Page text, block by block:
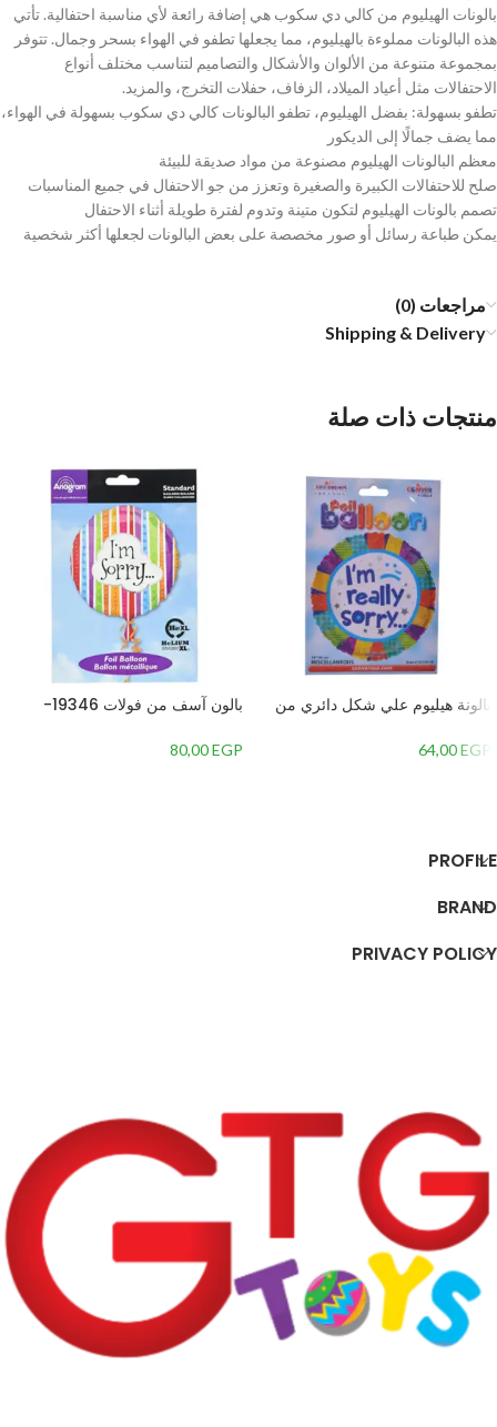
بالونات الهيليوم من كالي دي سكوب هي إضافة رائعة لأي مناسبة احتفالية. تأتي
هذه البالونات مملوءة بالهيليوم، مما يجعلها تطفو في الهواء بسحر وجمال. تتوفر
بمجموعة متنوعة من الألوان والأشكال والتصاميم لتناسب مختلف أنواع
الاحتفالات مثل أعياد الميلاد، الزفاف، حفلات التخرج، والمزيد.
تطفو بسهولة: بفضل الهيليوم، تطفو البالونات كالي دي سكوب بسهولة في الهواء،
مما يضف جمالًا إلى الديكور
معظم البالونات الهيليوم مصنوعة من مواد صديقة للبيئة
صلح للاحتفالات الكبيرة والصغيرة وتعزز من جو الاحتفال في جميع المناسبات
تصمم بالونات الهيليوم لتكون متينة وتدوم لفترة طويلة أثناء الاحتفال
يمكن طباعة رسائل أو صور مخصصة على بعض البالونات لجعلها أكثر شخصية
مراجعات (0)
Shipping & Delivery
منتجات ذات صلة
بالونة هيليوم علي شكل دائري من
اسف،متعددة الالوان
64,00EGP
بالون آسف من فولات 19346-
80,00EGP
PROFILE
BRAND
PRIVACY POLICY